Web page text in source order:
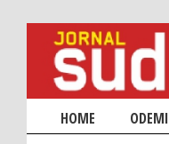
Menu principal
SALTAR PARA O
SALTAR PARA O
HOME